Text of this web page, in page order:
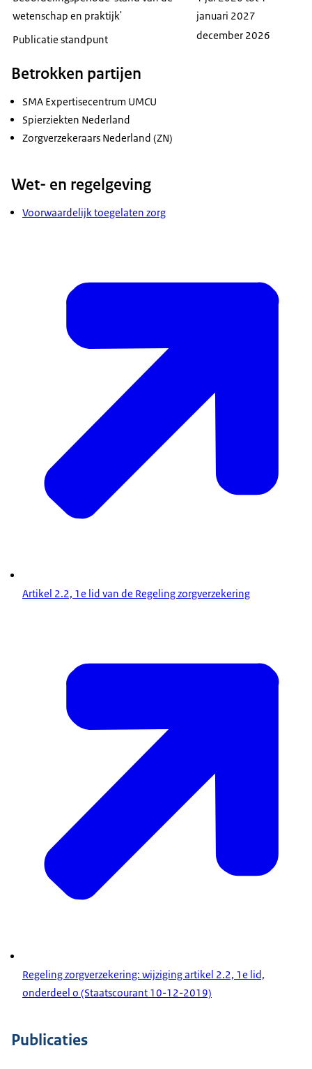
wetenschap en praktijk'
januari 2027
Publicatie standpunt
december 2026
Betrokken partijen
SMA Expertisecentrum UMCU
Spierziekten Nederland
Zorgverzekeraars Nederland (ZN)
Wet- en regelgeving
Voorwaardelijk toegelaten zorg
Artikel 2.2, 1e lid van de Regeling zorgverzekering
Regeling zorgverzekering: wijziging artikel 2.2, 1e lid,
onderdeel o (Staatscourant 10-12-2019)
Publicaties